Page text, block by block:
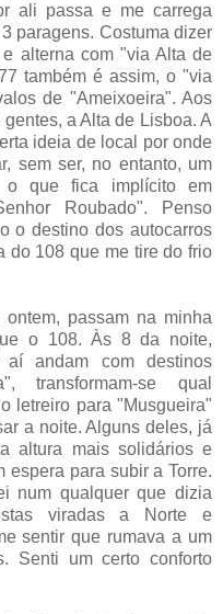
ali passa e me carrega
paragens. Costuma dizer
alterna com "via Alta de
também é assim, o "via
de "Ameixoeira". Aos
a Alta de Lisboa. A
ideia de local por onde
sem ser, no entanto, um
o que fica implícito em
Roubado". Penso
o destino dos autocarros
do 108 que me tire do frio
passam na minha
o 108. Às 8 da noite,
andam com destinos
transformam-se qual
letreiro para "Musgueira"
a noite. Alguns deles, já
altura mais solidários e
espera para subir a Torre.
num qualquer que dizia
viradas a Norte e
sentir que rumava a um
Senti um certo conforto